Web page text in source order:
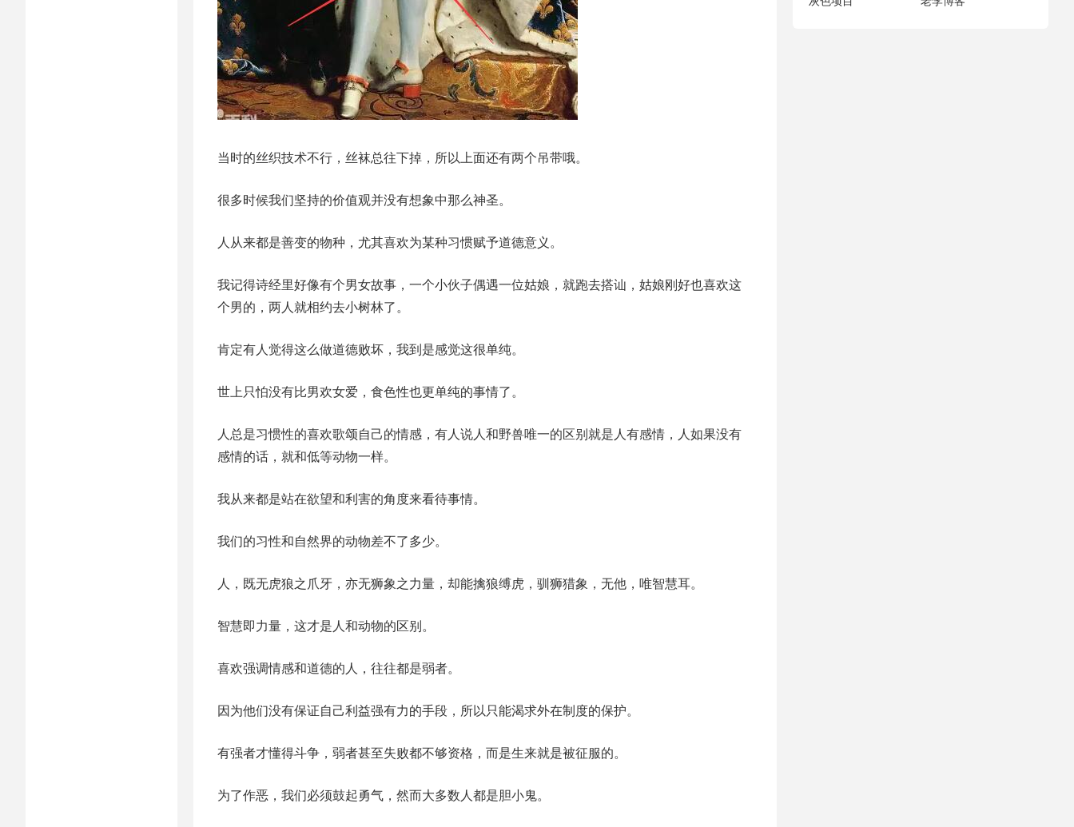
当时的丝织技术不行，丝袜总往下掉，所以上面还有两个吊带哦。
很多时候我们坚持的价值观并没有想象中那么神圣。
人从来都是善变的物种，尤其喜欢为某种习惯赋予道德意义。
我记得诗经里好像有个男女故事，一个小伙子偶遇一位姑娘，就跑去搭讪，姑娘刚好也喜欢这
个男的，两人就相约去小树林了。
肯定有人觉得这么做道德败坏，我到是感觉这很单纯。
世上只怕没有比男欢女爱，食色性也更单纯的事情了。
人总是习惯性的喜欢歌颂自己的情感，有人说人和野兽唯一的区别就是人有感情，人如果没有
感情的话，就和低等动物一样。
我从来都是站在欲望和利害的角度来看待事情。
我们的习性和自然界的动物差不了多少。
人，既无虎狼之爪牙，亦无狮象之力量，却能擒狼缚虎，驯狮猎象，无他，唯智慧耳。
智慧即力量，这才是人和动物的区别。
喜欢强调情感和道德的人，往往都是弱者。
因为他们没有保证自己利益强有力的手段，所以只能渴求外在制度的保护。
有强者才懂得斗争，弱者甚至失败都不够资格，而是生来就是被征服的。
为了作恶，我们必须鼓起勇气，然而大多数人都是胆小鬼。